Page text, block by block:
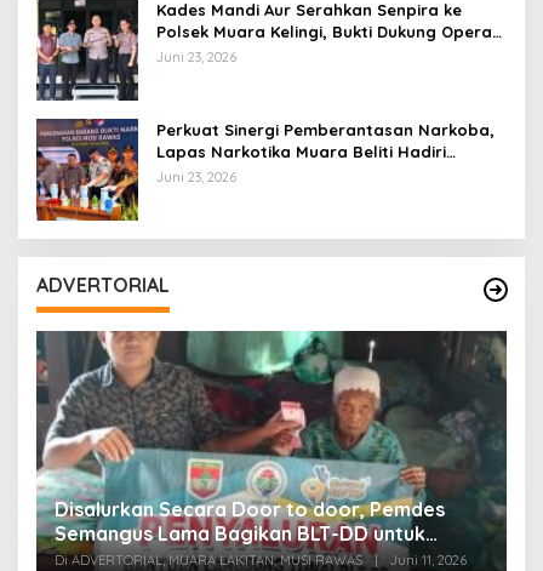
Kades Mandi Aur Serahkan Senpira ke
Polsek Muara Kelingi, Bukti Dukung Operasi
Senpi Musi
Juni 23, 2026
Perkuat Sinergi Pemberantasan Narkoba,
Lapas Narkotika Muara Beliti Hadiri
Pemusnahan Barang Bukti
Juni 23, 2026
ADVERTORIAL
Disalurkan Secara Door to door, Pemdes
Semangus Lama Bagikan BLT-DD untuk
Lansia dan Warga Sakit Menahun
Di ADVERTORIAL, MUARA LAKITAN, MUSI RAWAS | Juni 11, 2026